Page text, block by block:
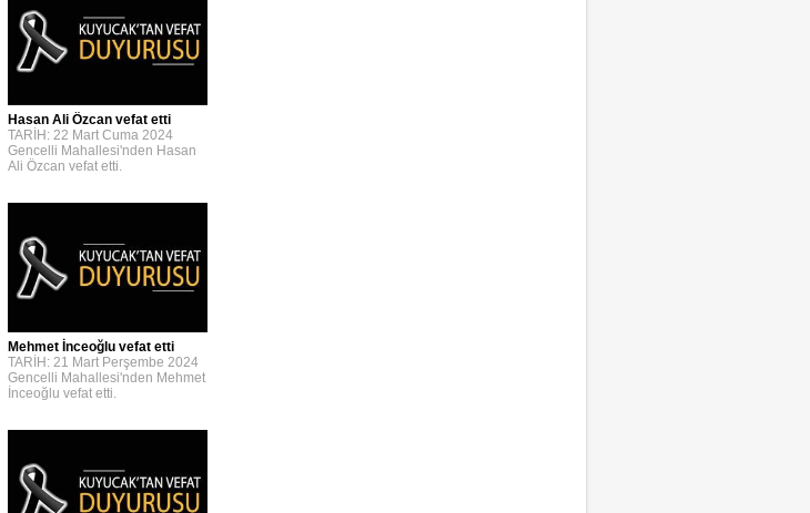
Hasan Ali Özcan vefat etti
TARİH: 22 Mart Cuma 2024
Gencelli Mahallesi'nden Hasan
Ali Özcan vefat etti.
Mehmet İnceoğlu vefat etti
TARİH: 21 Mart Perşembe 2024
Gencelli Mahallesi'nden Mehmet
İnceoğlu vefat etti.